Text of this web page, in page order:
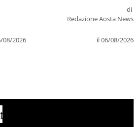
08/2026
di
Redazione Aosta News
il 06/08/2026